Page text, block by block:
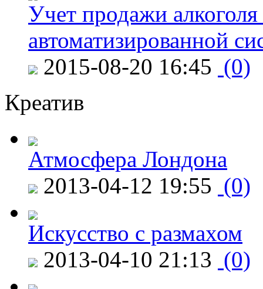
Учет продажи
автоматизированной
2015-08-20 16:45 (0)
Креатив
Атмосфера Лондона
2013-04-12 19:55 (0)
Искусство с размахом
2013-04-10 21:13 (0)